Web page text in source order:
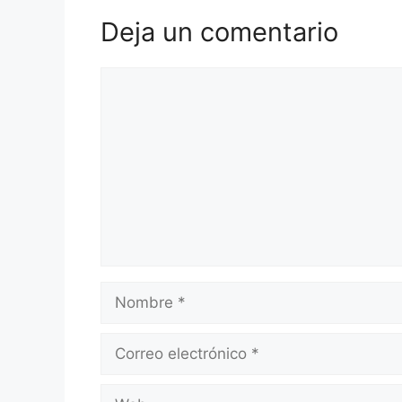
Deja un comentario
Nombre
Correo
Web